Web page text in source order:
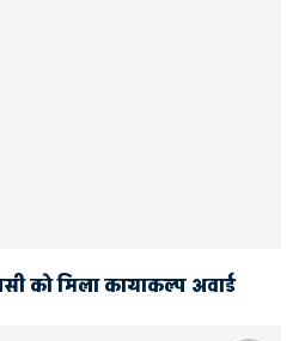
को मिला कायाकल्प अवार्ड